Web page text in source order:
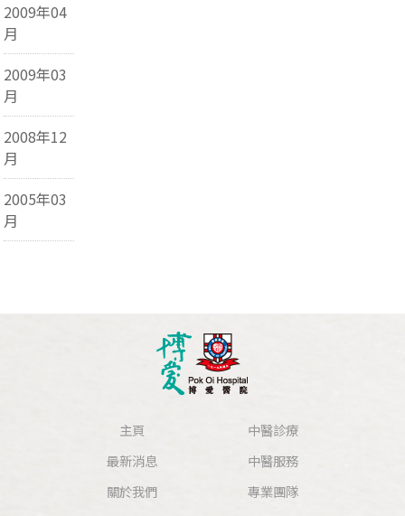
2009年04
月
2009年03
月
2008年12
月
2005年03
月
主頁
最新消息
關於我們
中醫診療
中醫服務
專業團隊